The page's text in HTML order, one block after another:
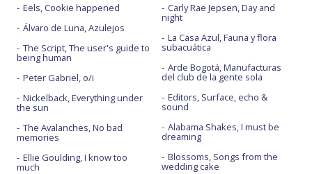
Eels, Cookie happened
Álvaro de Luna, Azulejos
The Script, The user's guide to
being human
Peter Gabriel, o/i
Nickelback, Everything under
the sun
The Avalanches, No bad
memories
Ellie Goulding, I know too
much
Carly Rae Jepsen, Day and
night
La Casa Azul, Fauna y flora
subacuática
Arde Bogotá, Manufacturas
del club de la gente sola
Editors, Surface, echo &
sound
Alabama Shakes, I must be
dreaming
Blossoms, Songs from the
wedding cake